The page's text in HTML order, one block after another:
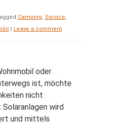
Camping, Service,
| Leave a comment
oder
ist, möchte
nicht
wird
und mittels